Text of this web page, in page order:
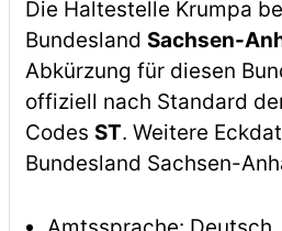
Die Haltestelle Krumpa
Bundesland Sachsen-
Abkürzung für diesen
offiziell nach Standard
Codes ST. Weitere
Bundesland Sachsen-